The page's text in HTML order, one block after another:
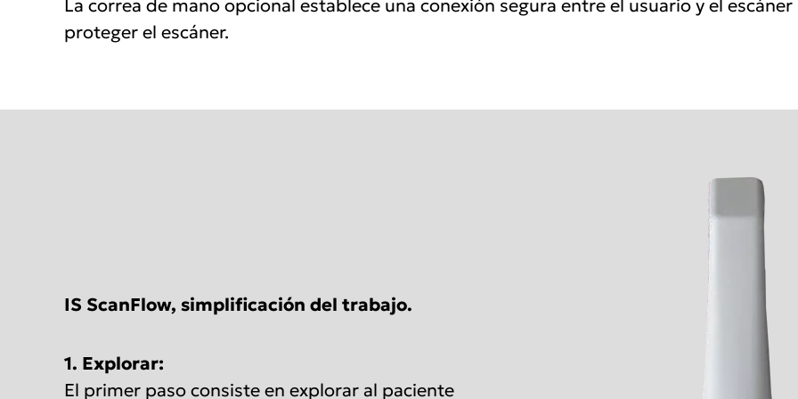
La correa de mano opcional establece una conexión segura entre el usuario y el
proteger el escáner.
IS ScanFlow, simplificación del trabajo.
1. Explorar:
El primer paso consiste en explorar al paciente